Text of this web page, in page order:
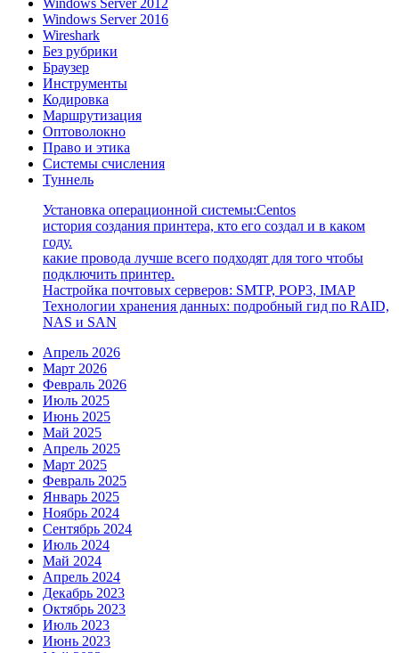
Windows Server 2012
Windows Server 2016
Wireshark
Без рубрики
Браузер
Инструменты
Кодировка
Маршрутизация
Оптоволокно
Право и этика
Системы счисления
Туннель
Установка операционной системы:Centos
история создания принтера, кто его создал и в каком
году.
какие провода лучше всего подходят для того чтобы
подключить принтер.
Настройка почтовых серверов: SMTP, POP3, IMAP
Технологии хранения данных: подробный гид по RAID,
NAS и SAN
Апрель 2026
Март 2026
Февраль 2026
Июль 2025
Июнь 2025
Май 2025
Апрель 2025
Март 2025
Февраль 2025
Январь 2025
Ноябрь 2024
Сентябрь 2024
Июль 2024
Май 2024
Апрель 2024
Декабрь 2023
Октябрь 2023
Июль 2023
Июнь 2023